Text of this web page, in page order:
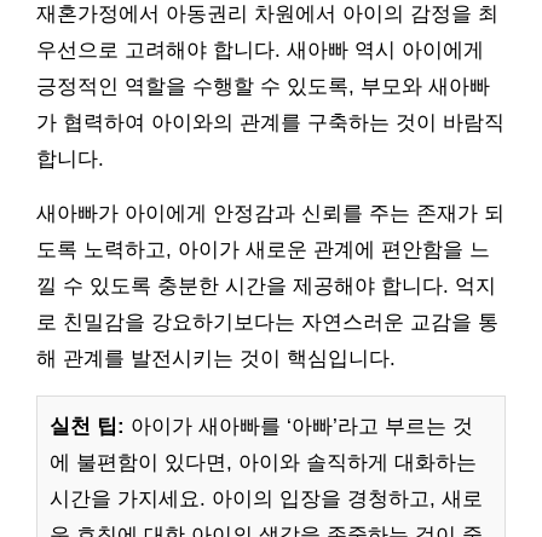
재혼가정에서 아동권리 차원에서 아이의 감정을 최
우선으로 고려해야 합니다. 새아빠 역시 아이에게
긍정적인 역할을 수행할 수 있도록, 부모와 새아빠
가 협력하여 아이와의 관계를 구축하는 것이 바람직
합니다.
새아빠가 아이에게 안정감과 신뢰를 주는 존재가 되
도록 노력하고, 아이가 새로운 관계에 편안함을 느
낄 수 있도록 충분한 시간을 제공해야 합니다. 억지
로 친밀감을 강요하기보다는 자연스러운 교감을 통
해 관계를 발전시키는 것이 핵심입니다.
실천 팁: 아이가 새아빠를 ‘아빠’라고 부르는 것
에 불편함이 있다면, 아이와 솔직하게 대화하는
시간을 가지세요. 아이의 입장을 경청하고, 새로